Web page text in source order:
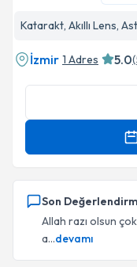
Katarakt, Akıllı Lens,
İzmir 1 Adres 5.0(
Son
Allah razı olsun
a...devamı